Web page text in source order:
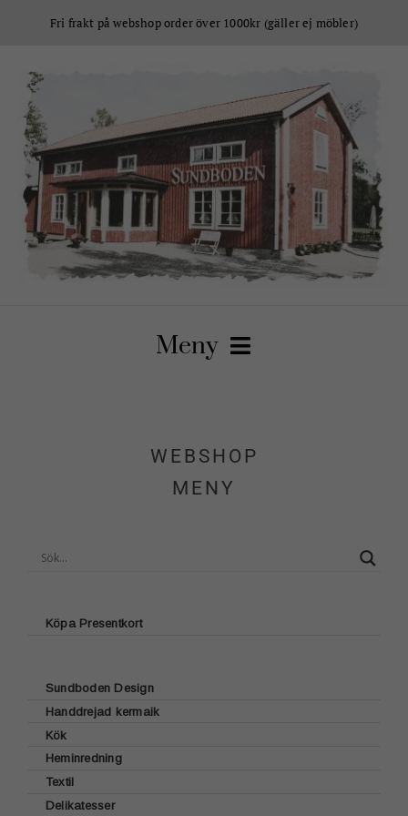
Fri frakt på webshop order över 1000kr (gäller ej möbler)
Meny
Sortiment
Schakt & Svets
Webshop
Kundvagn
WEBSHOP
MENY
Köpa Presentkort
Sundboden Design
Glasunderlägg
Brickor
Bordstabletter
Sjökortsmotiv
Fyrmotiv
Handdrejad kermaik
Kök
Lattecup
Muggar
Dricksglas
Heminredning
Ljusstakar
Ljus
Textil
Kökshanddukar
Delikatesser